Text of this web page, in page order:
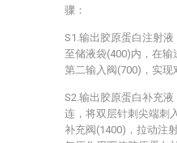
骤：
S1.输出胶原蛋白注射
至储液袋(400)内，在输
第二输入阀(700)，实现
S2.输出胶原蛋白补充
连，将双层针刺尖端刺
补充阀(1400)，拉动注